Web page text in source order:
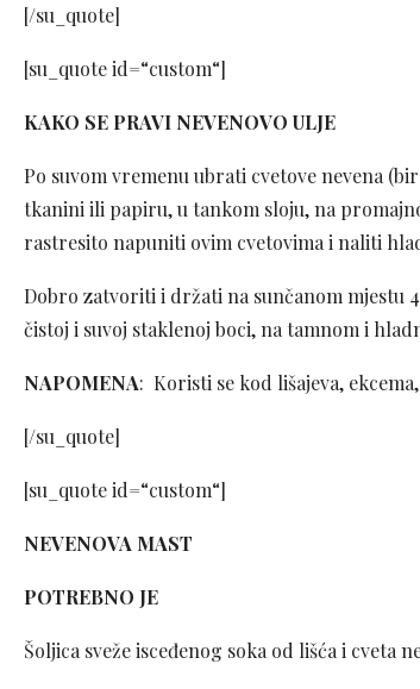
[/su_quote]
[su_quote id=“custom“]
KAKO SE PRAVI NEVENOVO ULJE
Po suvom vremenu ubrati cvetove nevena
tkanini ili papiru, u tankom sloju, na
rastresito napuniti ovim cvetovima i naliti
Dobro zatvoriti i držati na sunčanom mjestu
čistoj i suvoj staklenoj boci, na tamnom i
NAPOMENA: Koristi se kod lišajeva,
[/su_quote]
[su_quote id=“custom“]
NEVENOVA MAST
POTREBNO JE
Šoljica sveže isceđenog soka od lišća i cveta